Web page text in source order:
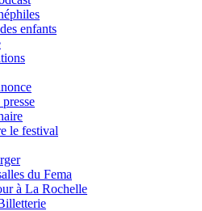
enfants
le festival
du Fema
à La Rochelle